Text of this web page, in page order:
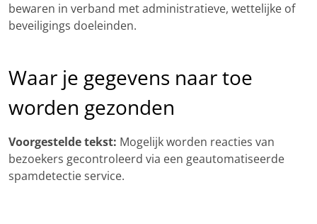
bewaren in verband met administratieve, wettelijke of
beveiligings doeleinden.
Waar je gegevens naar toe
worden gezonden
Voorgestelde tekst: Mogelijk worden reacties van
bezoekers gecontroleerd via een geautomatiseerde
spamdetectie service.